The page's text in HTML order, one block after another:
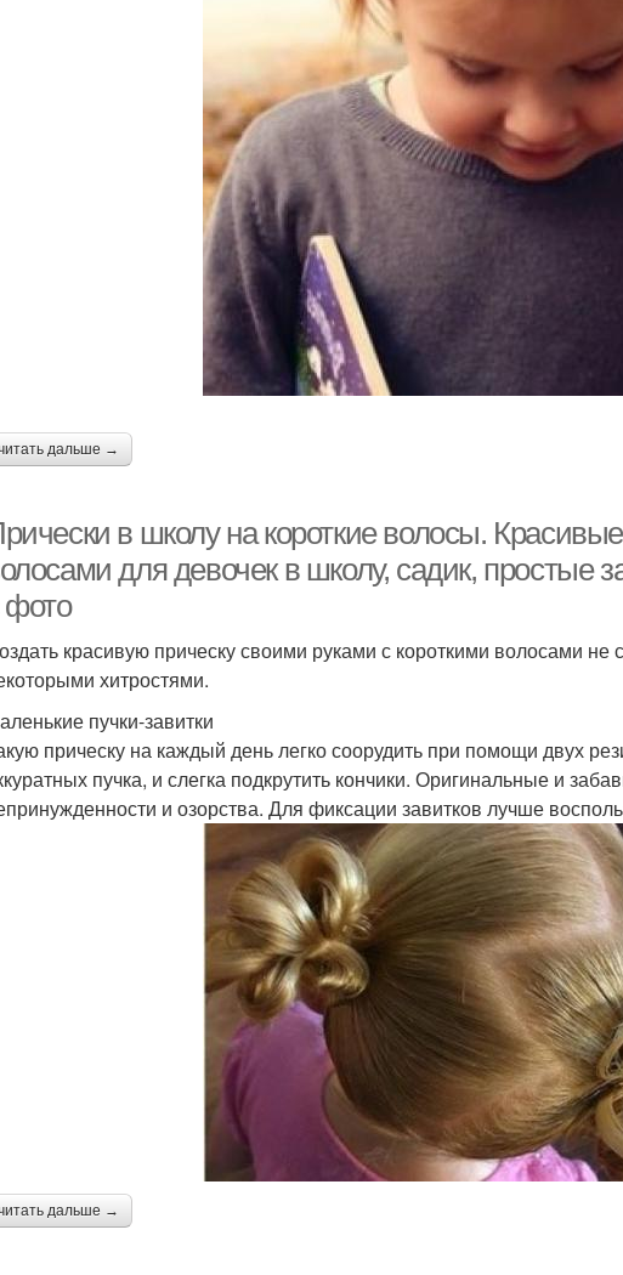
дальше →
в школу на короткие волосы.
для девочек в школу, садик, простые
фото
красивую прическу своими руками с короткими волосами не
хитростями.
пучки-завитки
прическу на каждый день легко соорудить при помощи двух
пучка, и слегка подкрутить кончики. Оригинальные и
и озорства. Для фиксации завитков лучше
дальше →